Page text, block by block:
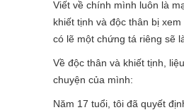
Viết về chính mình luôn là
khiết tịnh và độc thân bị
có lẽ một chứng tá riêng sẽ
Về độc thân và khiết tịnh,
chuyện của mình:
Năm 17 tuổi, tôi đã quyết